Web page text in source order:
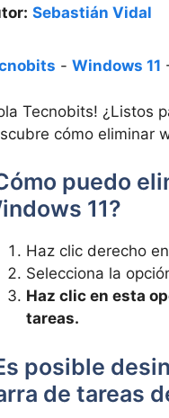
Sebastián Vidal
- Windows 11
Tecnobits! ¿Listos
cómo eliminar
puedo
11?
⁣Haz clic derecho
⁣Selecciona la
Haz clic en ⁣esta‍
tareas.
posible
de tareas⁢